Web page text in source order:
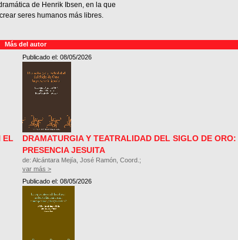
de Henrik Ibsen, en la que
seres humanos más libres.
Más del autor
EL
Publicado el: 08/05/2026
DRAMATURGIA Y TEATRALIDAD DEL SIGLO DE
PRESENCIA JESUITA
de: Alcántara Mejía, José Ramón, Coord.;
var más >
Publicado el: 08/05/2026